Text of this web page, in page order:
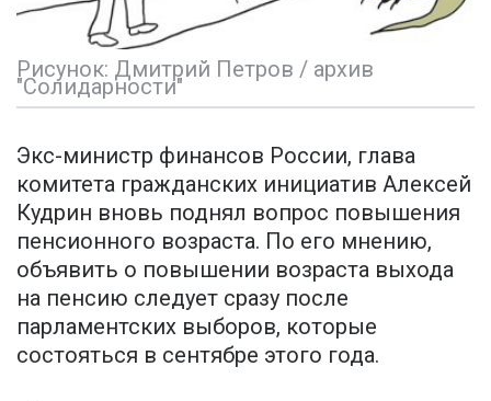
Рисунок: Дмитрий Петров / архив
"Солидарности"
Экс-министр финансов России, глава
комитета гражданских инициатив Алексей
Кудрин вновь поднял вопрос повышения
пенсионного возраста. По его мнению,
объявить о повышении возраста выхода
на пенсию следует сразу после
парламентских выборов, которые
состояться в сентябре этого года.